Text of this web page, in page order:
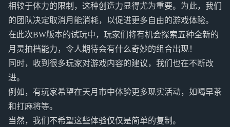
相较于体力的限制，这种创造力显得尤为重要。为此，我们
的团队决定取消月能消耗，以促进更多自由的游戏体验。
在此次BW版本的试玩中，玩家们将有机会探索五种全新的
月灵拍档能力，令人期待会有什么奇妙的组合出现！
同时，收到很多玩家对游戏内容的建议，我们也在不断改
进。
例如，有玩家希望在天月市中体验更多现实活动，如喝早茶
和打麻将等。
当然，我们不希望这些体验仅仅是简单的复制。